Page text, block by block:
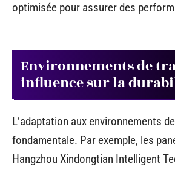
optimisée pour assurer des
Environnements de
influence sur la
L’adaptation aux environnements
fondamentale. Par exemple, les
Hangzhou Xindongtian Intelligent